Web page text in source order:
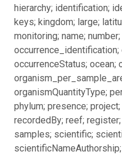
hierarchy; identification;
keys; kingdom; large;
monitoring; name;
occurrence_identification;
occurrenceStatus; ocean;
organismQuantityType;
phylum; presence;
recordedBy; reef;
samples; scientific;